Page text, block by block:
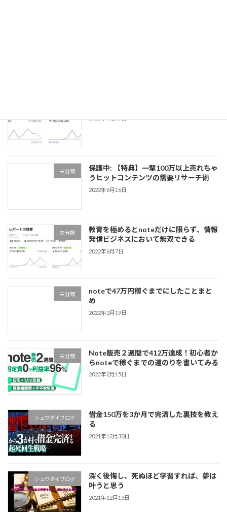
2022年7月15日
未分類
保護中: 【特典】一撃100万以上売れちゃ
うヒットコンテンツの需要リサーチ術
2022年6月16日
未分類
教育を極めるとnoteだけに限らず、情報
発信ビジネスにおいて無双できる
2022年6月7日
未分類
noteで47万円稼ぐまでにしたことまと
め
2022年2月19日
未分類
Note販売２週間で412万達成！初心者か
らnoteで稼ぐまでの道のりを書いてみる
2022年2月15日
シュウダイブログ
借金150万を3か月で完済した裏技を教え
る
2021年12月30日
シュウダイブログ
深く後悔し、死ぬほど学習すれば、夢は
叶うと思う
2021年12月13日